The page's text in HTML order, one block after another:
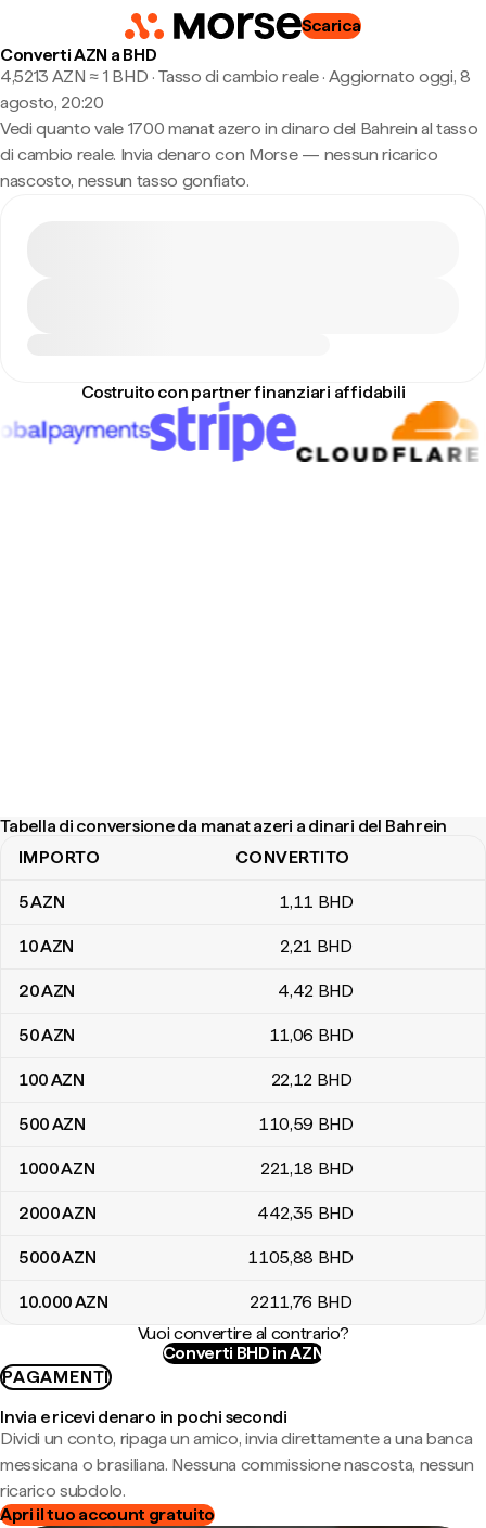
Scarica
Converti AZN a BHD
4,5213 AZN ≈ 1 BHD · Tasso di cambio reale· Aggiornato oggi, 8
agosto, 20:20
Vedi quanto vale 1700 manat azero in dinaro del Bahrein al tasso
di cambio reale. Invia denaro con Morse — nessun ricarico
nascosto, nessun tasso gonfiato.
Costruito con partner finanziari affidabili
Tabella di conversione da manat azeri a dinari del Bahrein
Tabella di conversione da manat azeri a dinari del Bahrein
IMPORTO CONVERTITO
5AZN 1,11 BHD
10AZN 2,21 BHD
20AZN 4,42 BHD
50AZN 11,06 BHD
100AZN 22,12 BHD
500AZN 110,59 BHD
1000AZN 221,18 BHD
2000AZN 442,35 BHD
5000AZN 1105,88 BHD
10.000AZN 2211,76 BHD
Vuoi convertire al contrario?
Converti BHD in AZN
PAGAMENTI
Invia e ricevi denaro in pochi secondi
Dividi un conto, ripaga un amico, invia direttamente a una banca
messicana o brasiliana. Nessuna commissione nascosta, nessun
ricarico subdolo.
Apri il tuo account gratuito